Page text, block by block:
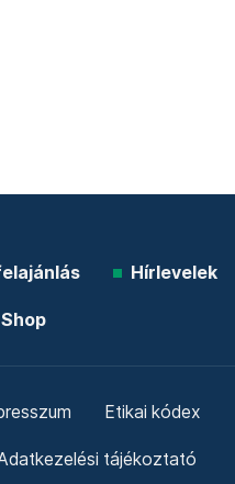
Hírlevelek
Etikai kódex
tájékoztató